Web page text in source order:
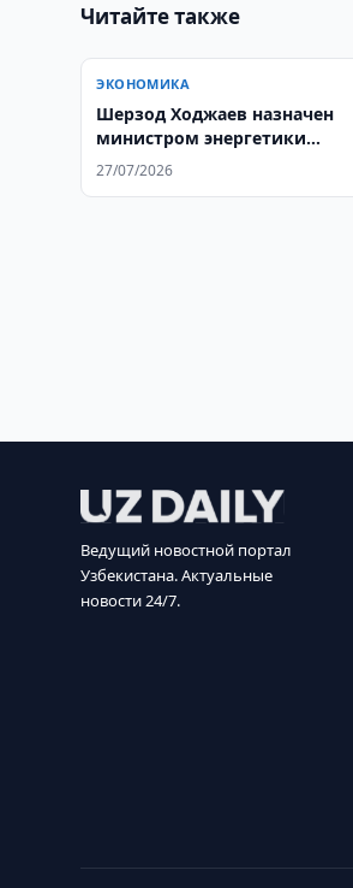
Читайте также
ЭКОНОМИКА
Шерзод Ходжаев назначен
министром энергетики
Узбекистана
27/07/2026
Ведущий новостной портал
Узбекистана. Актуальные
новости 24/7.